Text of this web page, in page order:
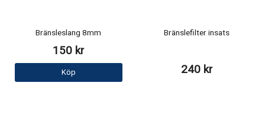
Bränsleslang 8mm
150 kr
Köp
Bränslefilter insats
240 kr